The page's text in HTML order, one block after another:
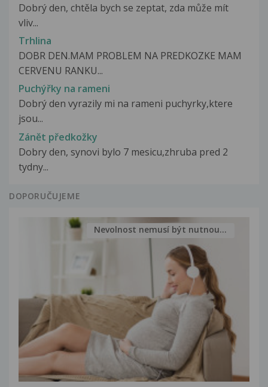
Dobrý den, chtěla bych se zeptat, zda může mít
vliv...
Trhlina
DOBR DEN.MAM PROBLEM NA PREDKOZKE MAM
CERVENU RANKU...
Puchýřky na rameni
Dobrý den vyrazily mi na rameni puchyrky,ktere
jsou...
Zánět předkožky
Dobry den, synovi bylo 7 mesicu,zhruba pred 2
tydny...
DOPORUČUJEME
Nevolnost nemusí být nutnou...